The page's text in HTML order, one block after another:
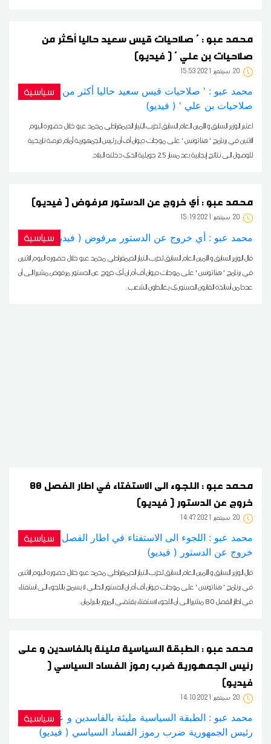
محمد عبو : ' صلاحيات قيس سعيد حاليا أكثر من
صلاحيات بن علي ' ( فيديو)
20 15:53 2021 سبتمبر
سياسية
اعتبر الوزير السابق و الأمين العام السابق لحزب التيار الديمقراطي محمد عبو خلال حضوره اليوم
الاثنين في برنامج ' هنا تونس ' على موجات ديوان أف أن رئيس الجمهورية أمام فرصة تاريخية
للوصول الى نتائج إيجابية بعد مسار 25 جويلية الذي دخلته البلاد.
محمد عبو : أي خروج عن الدستور مرفوض ( فيديو)
20 15:19 2021 سبتمبر
سياسية
قال الوزير السابق و الأمين العام السابق لحزب التيار الديمقراطي محمد عبو خلال حضوره اليوم الاثنين
في برنامج ' هنا تونس ' على موجات ديوان أف أم ان أي خروج عن الدستور مرفوض مشيرا الى أن
عددا من أساتذة القانون الدستوري يغالطون الشعب .
محمد عبو : اللجوء الى الاستفتاء في اطار الفصل 80
خروج عن الدستور ( فيديو)
20 14:47 2021 سبتمبر
سياسية
قال الوزير السابق و الأمين العام السابق لحزب التيار الديمقراطي محمد عبو خلال حضوره اليوم الاثنين
في برنامج ' هنا تونس ' على موجات ديوان أف أم ان الدستور الحالي لا يسمح باللجوء الى استفتاء
في اطار الفصل 80 مشيرا الى أن اللجوء لاستفتاء يقتضي المرور بالبرلمان.
محمد عبو : الطبقة السياسية مليئة بالفاسدين و على
رئيس الجمهورية ضرب رموز الفساد السياسي (
فيديو)
20 14:10 2021 سبتمبر
سياسية